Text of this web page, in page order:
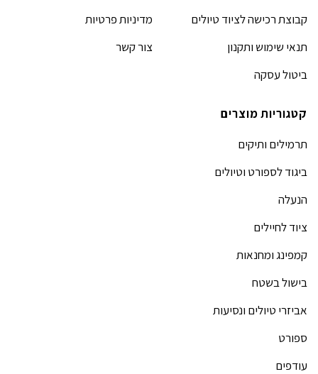
קבוצת רכישה לציוד טיולים
תנאי שימוש ותקנון
ביטול עסקה
מדיניות פרטיות
צור קשר
קטגוריות מוצרים
תרמילים ותיקים
ביגוד לספורט וטיולים
הנעלה
ציוד לחיילים
קמפינג ומחנאות
בישול בשטח
אביזרי טיולים ונסיעות
ספורט
עודפים